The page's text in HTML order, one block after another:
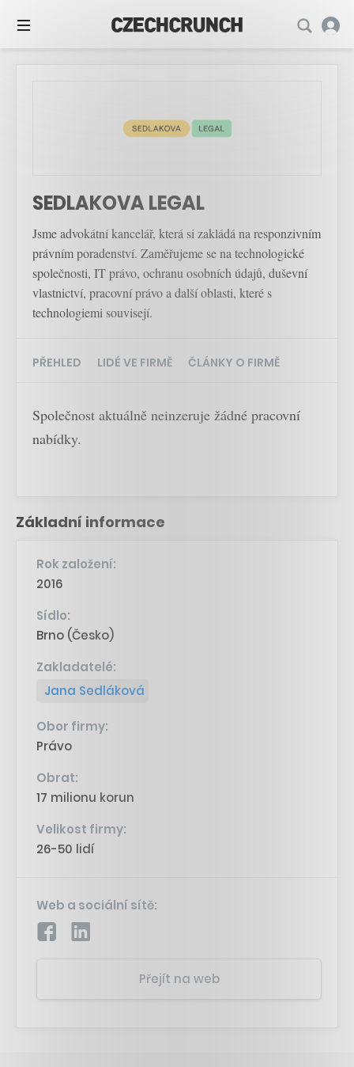
SEDLAKOVA LEGAL
Jsme advokátní kancelář, která si zakládá na responzivním
právním poradenství. Zaměřujeme se na technologické
společnosti, IT právo, ochranu osobních údajů, duševní
vlastnictví, pracovní právo a další oblasti, které s
technologiemi souvisejí.
PŘEHLED LIDÉ VE FIRMĚ ČLÁNKY O FIRMĚ
Společnost aktuálně neinzeruje žádné pracovní
nabídky.
Základní informace
Rok založení:
2016
Sídlo:
Brno (Česko)
Zakladatelé:
Jana Sedláková
Obor firmy:
Právo
Obrat:
17 milionu korun
Velikost firmy:
26-50 lidí
Web a sociální sítě:
Přejít na web